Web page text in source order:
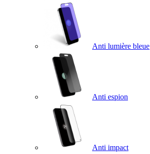
Anti lumière bleue
Anti espion
Anti impact